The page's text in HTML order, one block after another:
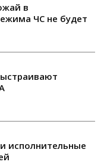
в
ЧС не будет
исполнительные